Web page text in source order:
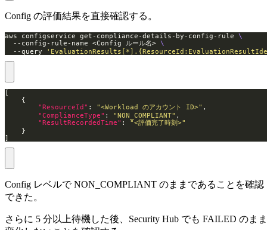
Config の評価結果を直接確認する。
aws configservice get-compliance-details-by-config-rule
  --config-rule-name <Config ルール名>
  --query
"ResourceId" : "<Workload のアカウント ID>"
"ComplianceType" : "NON_COMPLIANT"
"ResultRecordedTime" : "<評価完了時刻>"
]
Config レベルで NON_COMPLIANT のままであることを確認
できた。
さらに 5 分以上待機した後、Security Hub でも FAILED のまま